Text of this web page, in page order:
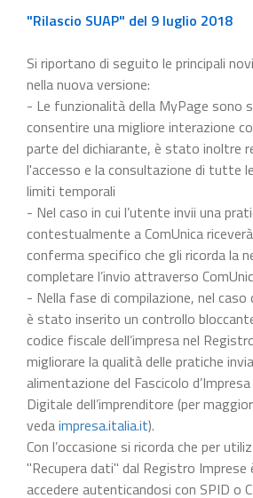
"Rilascio SUAP" del 9 luglio 2018
Si riportano di seguito le principali
nella nuova versione:
- Le funzionalità della MyPage sono
consentire una migliore interazione
parte del dichiarante, è stato inoltre
l'accesso e la consultazione di tutte
limiti temporali
- Nel caso in cui l’utente invii una
contestualmente a ComUnica
conferma specifico che gli ricorda la
completare l’invio attraverso
- Nella fase di compilazione, nel
è stato inserito un controllo
codice fiscale dell’impresa nel
migliorare la qualità delle pratiche
alimentazione del Fascicolo
Digitale dell’imprenditore (per
vedaimpresa.italia.it).
Con l’occasione si ricorda che per
"Recupera dati" dal Registro Imprese
accedere autenticandosi con SPID o